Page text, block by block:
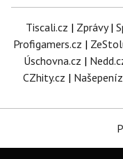
Tiscali.cz | Zprávy|
Profigamers.cz |
Úschovna.cz |
CZhity.cz |